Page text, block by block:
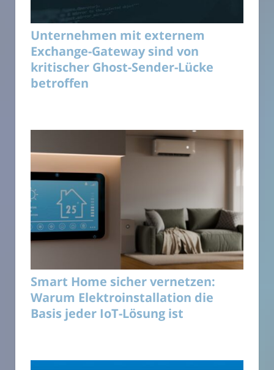
Unternehmen mit externem
Exchange-Gateway sind von
kritischer Ghost-Sender-Lücke
betroffen
Smart Home sicher vernetzen:
Warum Elektroinstallation die
Basis jeder IoT-Lösung ist